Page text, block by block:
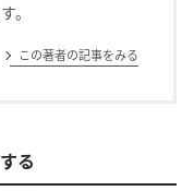
。
この著者の記事をみる
る